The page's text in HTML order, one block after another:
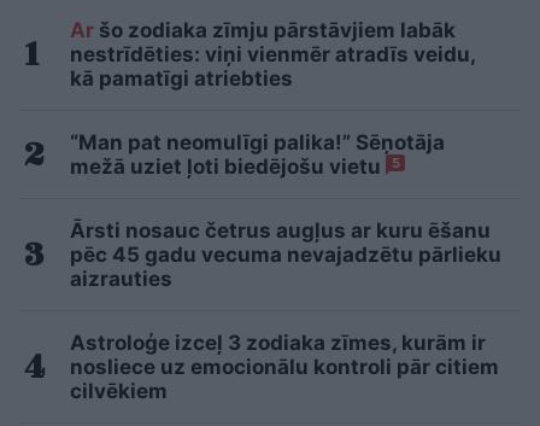
Ar šo zodiaka zīmju pārstāvjiem labāk
nestrīdēties: viņi vienmēr atradīs veidu,
kā pamatīgi atriebties
“Man pat neomulīgi palika!” Sēņotāja
mežā uziet ļoti biedējošu vietu
5
Ārsti nosauc četrus augļus ar kuru ēšanu
pēc 45 gadu vecuma nevajadzētu pārlieku
aizrauties
Astroloģe izceļ 3 zodiaka zīmes, kurām ir
nosliece uz emocionālu kontroli pār citiem
cilvēkiem